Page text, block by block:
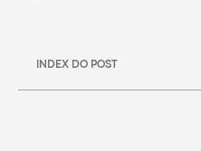
INDEX DO POST